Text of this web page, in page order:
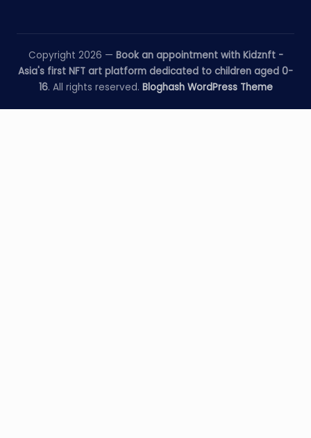
Copyright 2026 — Book an appointment with Kidznft -
Asia's first NFT art platform dedicated to children aged 0-
16. All rights reserved. Bloghash WordPress Theme